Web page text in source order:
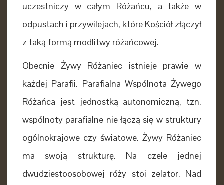
uczestniczy w całym Różańcu, a także w
odpustach i przywilejach, które Kościół złączył
z taką formą modlitwy różańcowej.
Obecnie Żywy Różaniec istnieje prawie w
każdej Parafii. Parafialna Wspólnota Żywego
Różańca jest jednostką autonomiczną, tzn.
wspólnoty parafialne nie łączą się w struktury
ogólnokrajowe czy światowe. Żywy Różaniec
ma swoją strukturę. Na czele jednej
dwudziestoosobowej róży stoi zelator. Nad